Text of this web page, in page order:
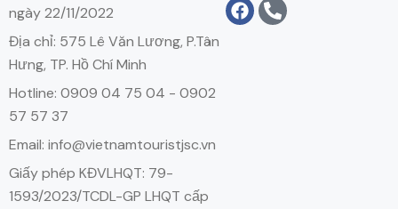
ngày 22/11/2022
Địa chỉ: 575 Lê Văn Lương, P.Tân
Hưng, TP. Hồ Chí Minh
Hotline: 0909 04 75 04 - 0902
57 57 37
Email: info@vietnamtouristjsc.vn
Giấy phép KĐVLHQT: 79-
1593/2023/TCDL-GP LHQT cấp